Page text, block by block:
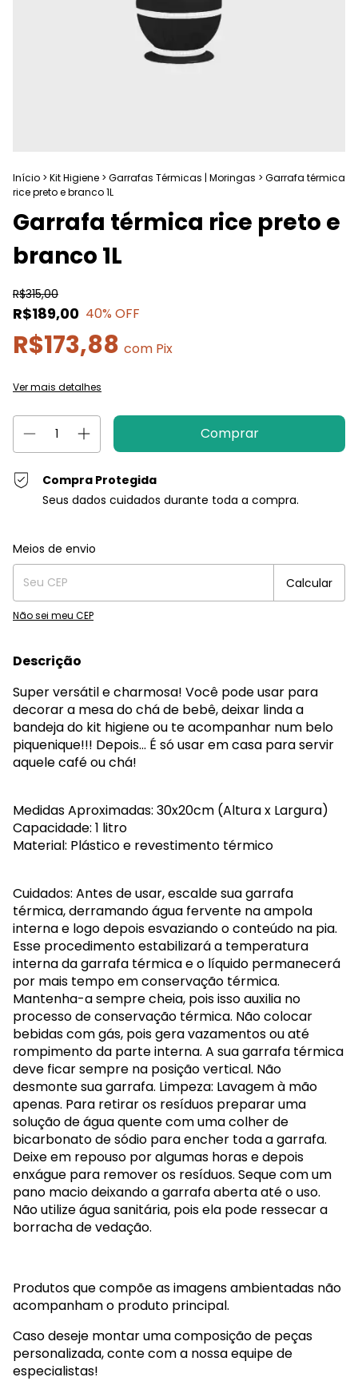
Início > Kit Higiene > Garrafas Térmicas | Moringas > Garrafa térmica
rice preto e branco 1L
Garrafa térmica rice preto e
branco 1L
R$315,00
R$189,00 40% OFF
R$173,88 com Pix
Ver mais detalhes
Compra Protegida
Seus dados cuidados durante toda a compra.
Entregas para o CEP:
Meios de envio
Calcular
Não sei meu CEP
Descrição
Super versátil e charmosa! Você pode usar para
decorar a mesa do chá de bebê, deixar linda a
bandeja do kit higiene ou te acompanhar num belo
piquenique!!! Depois... É só usar em casa para servir
aquele café ou chá!
Medidas Aproximadas: 30x20cm (Altura x Largura)
Capacidade: 1 litro
Material: Plástico e revestimento térmico
Cuidados: Antes de usar, escalde sua garrafa
térmica, derramando água fervente na ampola
interna e logo depois esvaziando o conteúdo na pia.
Esse procedimento estabilizará a temperatura
interna da garrafa térmica e o líquido permanecerá
por mais tempo em conservação térmica.
Mantenha-a sempre cheia, pois isso auxilia no
processo de conservação térmica. Não colocar
bebidas com gás, pois gera vazamentos ou até
rompimento da parte interna. A sua garrafa térmica
deve ficar sempre na posição vertical. Não
desmonte sua garrafa. Limpeza: Lavagem à mão
apenas. Para retirar os resíduos preparar uma
solução de água quente com uma colher de
bicarbonato de sódio para encher toda a garrafa.
Deixe em repouso por algumas horas e depois
enxágue para remover os resíduos. Seque com um
pano macio deixando a garrafa aberta até o uso.
Não utilize água sanitária, pois ela pode ressecar a
borracha de vedação.
Produtos que compõe as imagens ambientadas não
acompanham o produto principal.
Caso deseje montar uma composição de peças
personalizada, conte com a nossa equipe de
especialistas!